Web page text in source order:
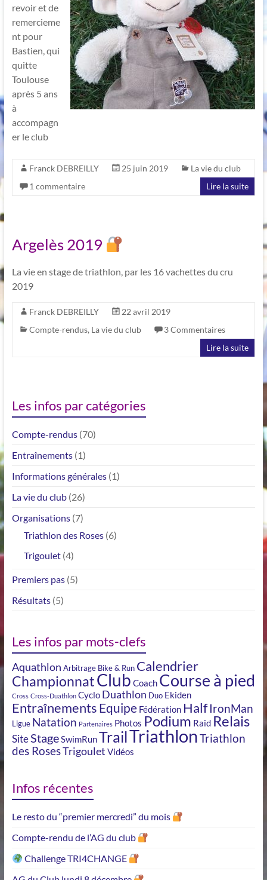
revoir et de
remercieme
nt pour
Bastien, qui
quitte
Toulouse
après 5 ans
à
accompagn
er le club
Franck DEBREILLY 25 juin 2019
La vie du club
1 commentaire
Lire la suite
Argelès 2019
La vie en stage de triathlon, par les 16 vachettes du cru
2019
Franck DEBREILLY
22 avril 2019
Compte-rendus, La vie du club
3 Commentaires
Lire la suite
Les infos par catégories
Compte-rendus(70)
Entraînements(1)
Informations générales(1)
La vie du club(26)
Organisations(7)
Triathlon des Roses(6)
Trigoulet(4)
Premiers pas(5)
Résultats(5)
Les infos par mots-clefs
Aquathlon Arbitrage Bike & Run Calendrier
ChampionnatClub Coach Course à pied
Cross Cross-Duathlon Cyclo Duathlon Duo Ekiden
EntraînementsEquipe Fédération Half IronMan
Ligue Natation Partenaires Photos Podium Raid Relais
SiteStageSwimRunTrailTriathlonTriathlon
des RosesTrigoulet Vidéos
Infos récentes
Le resto du “premier mercredi” du mois
Compte-rendu de l’AG du club
Challenge TRI4CHANGE